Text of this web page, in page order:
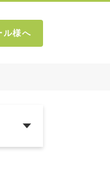
ル様へ